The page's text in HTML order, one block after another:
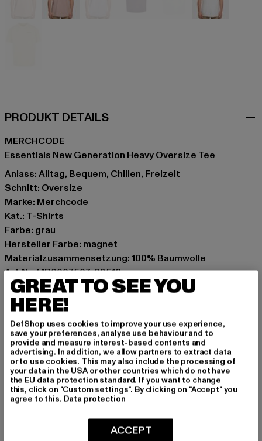
PRODUKT DETAILS
MERCHCODE
Essentials New Generation Heavy Oversize Tee
Anlass: Alltag, Bequem, Chillen, Freizeit
Schnitt: Oversize
Marke: Merchcode
Kat.: T-Shirts
Farbe: grau
Hersteller Farbe: magnet
Materialzusammensetzung: 100% Baumwolle
Art.Nr: MP0007507-03516
Hersteller: TB International GmbH |
Dr.-Robert-Murjahn-Straße 7 | 64372 Ober-Ramstadt |
DE
GRÖSSE & PASSFORM
PFLEGEHINWEISE
LIEFERUNG & RÜCKGABE
GREAT TO SEE YOU
HERE!
DefShop uses cookies to improve your use experience,
save your preferences, analyse use behaviour and to
provide and measure interest-based contents and
advertising. In addition, we allow partners to extract data
or to use cookies. This may also include the processing of
your data in the USA or other countries which do not have
the EU data protection standard. If you want to change
this, click on "Custom settings". By clicking on "Accept" you
agree to this. Data protection
ACCEPT